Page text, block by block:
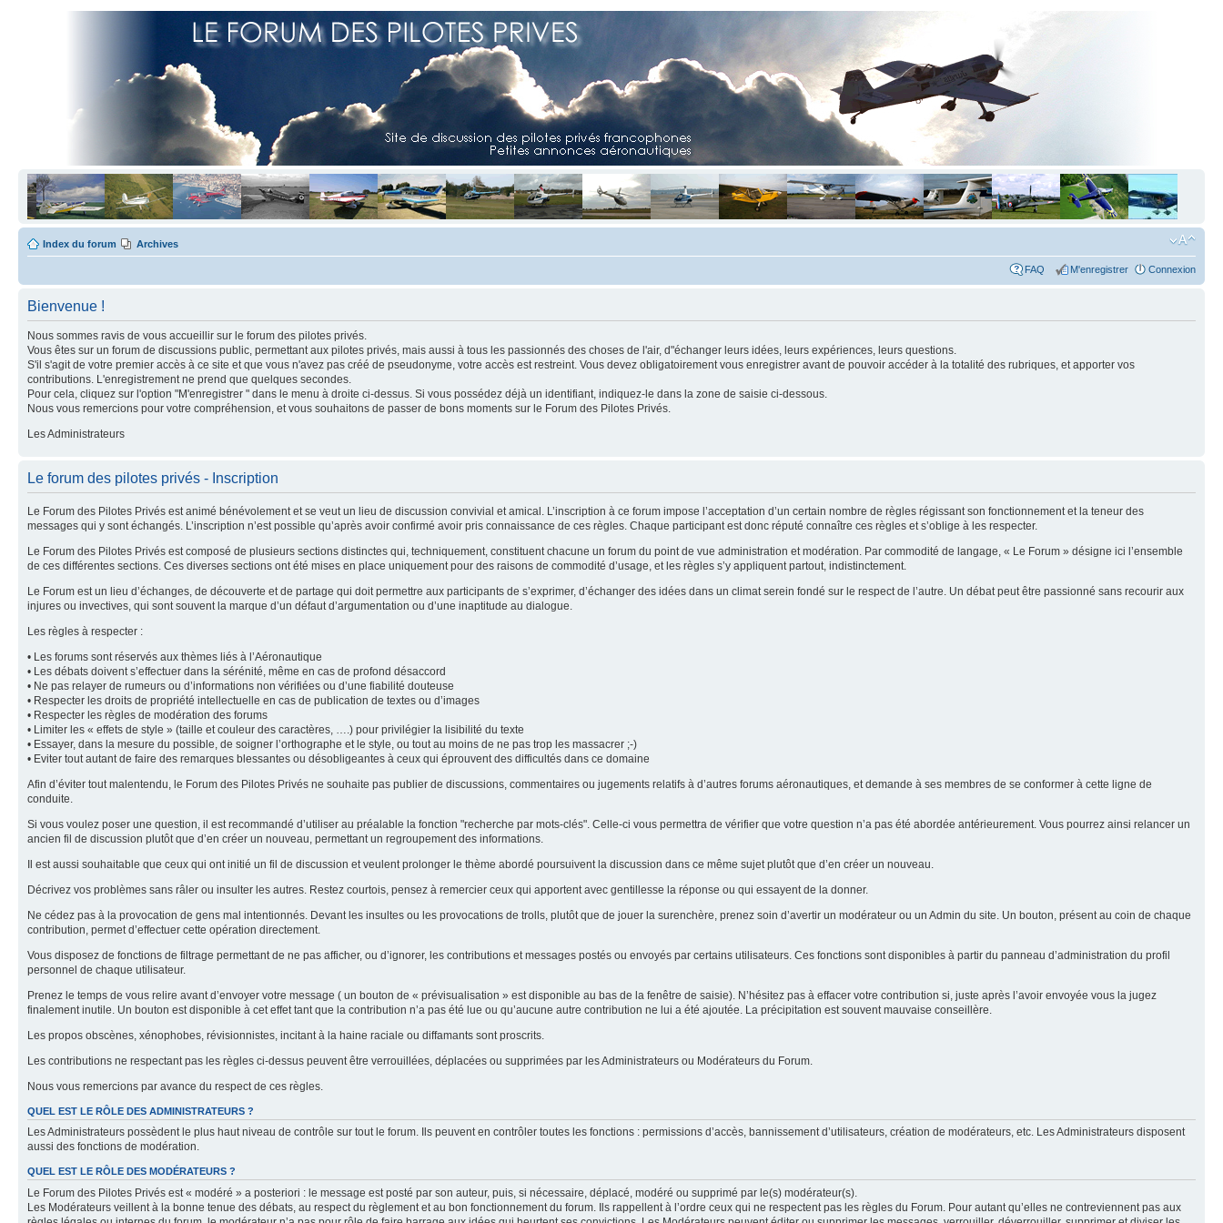
Index du forum Archives
FAQ M'enregistrer Connexion
Bienvenue !
Nous sommes ravis de vous accueillir sur le forum des pilotes privés.
Vous êtes sur un forum de discussions public, permettant aux pilotes privés, mais aussi à tous les passionnés des choses de l'air, d"échanger leurs idées, leurs expériences, leurs questions.
S'il s'agit de votre premier accès à ce site et que vous n'avez pas créé de pseudonyme, votre accès est restreint. Vous devez obligatoirement vous enregistrer avant de pouvoir accéder à la totalité des rubriques, et apporter vos
contributions. L'enregistrement ne prend que quelques secondes.
Pour cela, cliquez sur l'option "M'enregistrer " dans le menu à droite ci-dessus. Si vous possédez déjà un identifiant, indiquez-le dans la zone de saisie ci-dessous.
Nous vous remercions pour votre compréhension, et vous souhaitons de passer de bons moments sur le Forum des Pilotes Privés.
Les Administrateurs
Le forum des pilotes privés - Inscription
Le Forum des Pilotes Privés est animé bénévolement et se veut un lieu de discussion convivial et amical. L’inscription à ce forum impose l’acceptation d’un certain nombre de règles régissant son fonctionnement et la teneur des
messages qui y sont échangés. L’inscription n’est possible qu’après avoir confirmé avoir pris connaissance de ces règles. Chaque participant est donc réputé connaître ces règles et s’oblige à les respecter.
Le Forum des Pilotes Privés est composé de plusieurs sections distinctes qui, techniquement, constituent chacune un forum du point de vue administration et modération. Par commodité de langage, « Le Forum » désigne ici l’ensemble
de ces différentes sections. Ces diverses sections ont été mises en place uniquement pour des raisons de commodité d’usage, et les règles s’y appliquent partout, indistinctement.
Le Forum est un lieu d’échanges, de découverte et de partage qui doit permettre aux participants de s’exprimer, d’échanger des idées dans un climat serein fondé sur le respect de l’autre. Un débat peut être passionné sans recourir aux
injures ou invectives, qui sont souvent la marque d’un défaut d’argumentation ou d’une inaptitude au dialogue.
Les règles à respecter :
• Les forums sont réservés aux thèmes liés à l’Aéronautique
• Les débats doivent s’effectuer dans la sérénité, même en cas de profond désaccord
• Ne pas relayer de rumeurs ou d’informations non vérifiées ou d’une fiabilité douteuse
• Respecter les droits de propriété intellectuelle en cas de publication de textes ou d’images
• Respecter les règles de modération des forums
• Limiter les « effets de style » (taille et couleur des caractères, ….) pour privilégier la lisibilité du texte
• Essayer, dans la mesure du possible, de soigner l’orthographe et le style, ou tout au moins de ne pas trop les massacrer ;-)
• Eviter tout autant de faire des remarques blessantes ou désobligeantes à ceux qui éprouvent des difficultés dans ce domaine
Afin d’éviter tout malentendu, le Forum des Pilotes Privés ne souhaite pas publier de discussions, commentaires ou jugements relatifs à d’autres forums aéronautiques, et demande à ses membres de se conformer à cette ligne de
conduite.
Si vous voulez poser une question, il est recommandé d’utiliser au préalable la fonction "recherche par mots-clés". Celle-ci vous permettra de vérifier que votre question n’a pas été abordée antérieurement. Vous pourrez ainsi relancer un
ancien fil de discussion plutôt que d’en créer un nouveau, permettant un regroupement des informations.
Il est aussi souhaitable que ceux qui ont initié un fil de discussion et veulent prolonger le thème abordé poursuivent la discussion dans ce même sujet plutôt que d’en créer un nouveau.
Décrivez vos problèmes sans râler ou insulter les autres. Restez courtois, pensez à remercier ceux qui apportent avec gentillesse la réponse ou qui essayent de la donner.
Ne cédez pas à la provocation de gens mal intentionnés. Devant les insultes ou les provocations de trolls, plutôt que de jouer la surenchère, prenez soin d’avertir un modérateur ou un Admin du site. Un bouton, présent au coin de chaque
contribution, permet d’effectuer cette opération directement.
Vous disposez de fonctions de filtrage permettant de ne pas afficher, ou d’ignorer, les contributions et messages postés ou envoyés par certains utilisateurs. Ces fonctions sont disponibles à partir du panneau d’administration du profil
personnel de chaque utilisateur.
Prenez le temps de vous relire avant d’envoyer votre message ( un bouton de « prévisualisation » est disponible au bas de la fenêtre de saisie). N’hésitez pas à effacer votre contribution si, juste après l’avoir envoyée vous la jugez
finalement inutile. Un bouton est disponible à cet effet tant que la contribution n’a pas été lue ou qu’aucune autre contribution ne lui a été ajoutée. La précipitation est souvent mauvaise conseillère.
Les propos obscènes, xénophobes, révisionnistes, incitant à la haine raciale ou diffamants sont proscrits.
Les contributions ne respectant pas les règles ci-dessus peuvent être verrouillées, déplacées ou supprimées par les Administrateurs ou Modérateurs du Forum.
Nous vous remercions par avance du respect de ces règles.
QUEL EST LE RÔLE DES ADMINISTRATEURS ?
Les Administrateurs possèdent le plus haut niveau de contrôle sur tout le forum. Ils peuvent en contrôler toutes les fonctions : permissions d’accès, bannissement d’utilisateurs, création de modérateurs, etc. Les Administrateurs disposent
aussi des fonctions de modération.
QUEL EST LE RÔLE DES MODÉRATEURS ?
Le Forum des Pilotes Privés est « modéré » a posteriori : le message est posté par son auteur, puis, si nécessaire, déplacé, modéré ou supprimé par le(s) modérateur(s).
Les Modérateurs veillent à la bonne tenue des débats, au respect du règlement et au bon fonctionnement du forum. Ils rappellent à l’ordre ceux qui ne respectent pas les règles du Forum. Pour autant qu’elles ne contreviennent pas aux